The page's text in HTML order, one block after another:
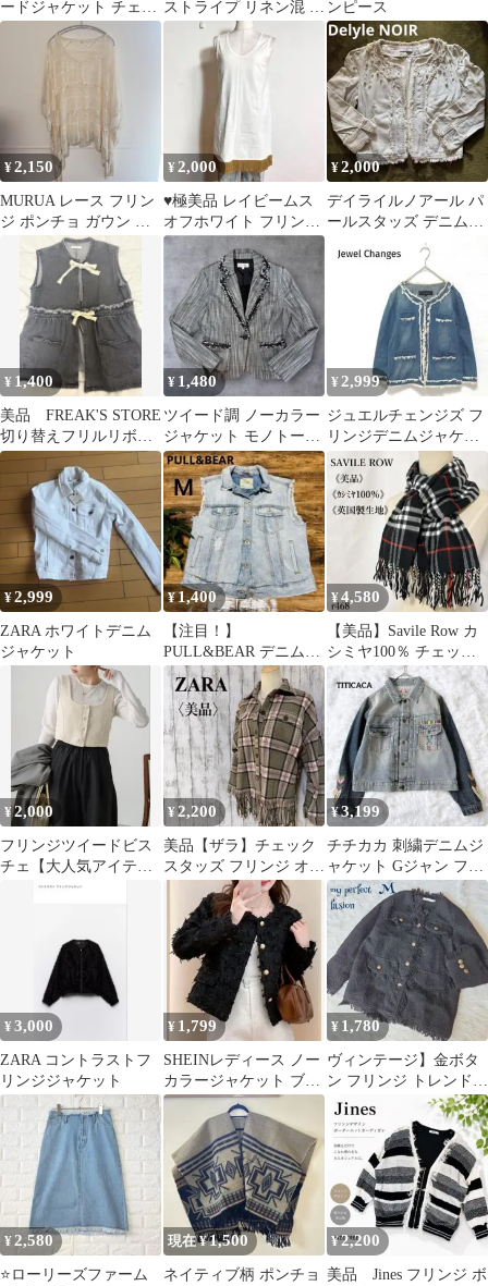
ードジャケット チェッ
ク柄 フリンジ ネイビ
ー赤（E1
ストライプ リネン混 オ
ールインワン
ンピース
¥2,150
MURUA レース フリン
ジ ポンチョ ガウン カ
ーディガン シアー アイ
ボリー
¥2,000
♥️極美品 レイビームス
オフホワイト フリンジ
ヘム カットソータンク
トップ F
¥2,000
デイライルノアール パ
ールスタッズ デニムジ
ャケット フリンジ ライ
トブルー 2
¥ 1,400
美品 FREAK'S STORE
切り替えフリルリボン
デニムベスト F ブラッ
¥ 1,480
ツイード調 ノーカラー
ジャケット モノトーン
フリンジ y2k グランジ
¥ 2,999
ジュエルチェンジズ フ
リンジデニムジャケッ
ト ノーカラー M ブル
ー
¥2,999
ZARA ホワイトデニム
ジャケット
¥1,400
【注目！】
PULL&BEAR デニムベ
スト クラッシュ＆フリ
ンジ M US古着
¥4,580
【美品】Savile Row カ
シミヤ100％ チェック
柄 マフラー 英国製生地
¥2,000
フリンジツイードビス
チェ【大人気アイテム
に新作が登場！】
¥2,200
美品【ザラ】チェック
スタッズ フリンジ オー
バーサイズシャツジャ
ケット
¥3,199
チチカカ 刺繍デニムジ
ャケット Gジャン フリ
ー エスニック 綿100
¥3,000
ZARA コントラストフ
リンジジャケット
¥ 1,799
SHEINレディース ノー
カラージャケット ブラ
ック
¥ 1,780
ヴィンテージ】金ボタ
ン フリンジ トレンド風
ツイード ノーカラージ
ャケット M
¥2,580
⭐️ローリーズファーム
現在 ¥1,500
ネイティブ柄 ポンチョ
¥2,200
美品 Jines フリンジ ボ